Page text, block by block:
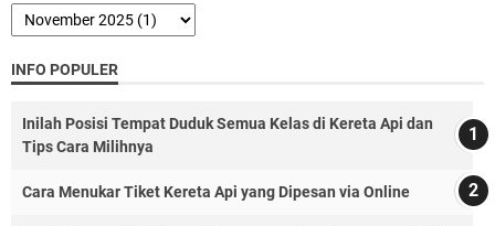
INFO POPULER
Inilah Posisi Tempat Duduk Semua Kelas di Kereta Api dan
Tips Cara Milihnya
Cara Menukar Tiket Kereta Api yang Dipesan via Online